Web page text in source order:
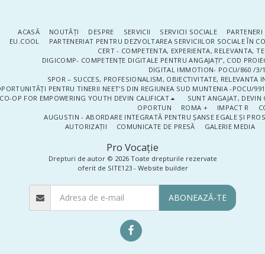
Pro Vocaţie
Drepturi de autor © 2026 Toate drepturile rezervate
oferit de SITE123- Website builder
ACASĂ NOUTĂŢI DESPRE SERVICII SERVICII SOCIALE
EU.COOL
PARTENERIAT PENTRU DEZVOLTAREA SERVICIILOR SOCIALE ÎN
CERT - COMPETENTA, EXPERIENTA, RELEVANTA,
DIGICOMP- COMPETENȚE DIGITALE PENTRU ANGAJAȚI”, COD
DIGITAL IMMOTION- POCU/860 /3/
SPOR – SUCCES, PROFESIONALISM, OBIECTIVITATE, RELEVANTA
PENTRU TINERII NEET’S DIN REGIUNEA SUD MUNTENIA -POCU/
CO-OP FOR EMPOWERING YOUTH DEVIN CALIFICAT
SUNT ANGAJAT, DEVIN
OPORTUN
ROMA + IMPACT R
AUGUSTIN - ABORDARE INTEGRATĂ PENTRU ȘANSE EGALE ȘI
AUTORIZAȚII
COMUNICATE DE PRESĂ GALERIE MEDIA
ABONEAZĂ-TE